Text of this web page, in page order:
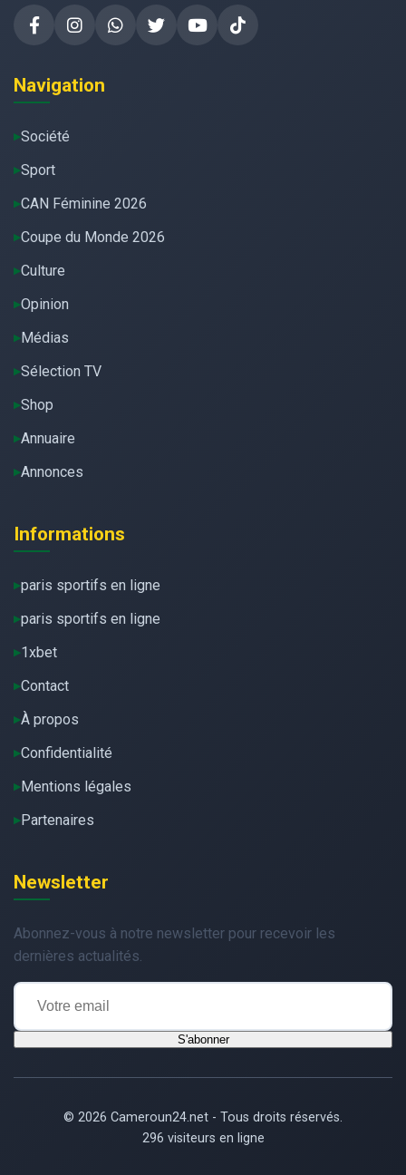
Navigation
Société
Sport
CAN Féminine 2026
Coupe du Monde 2026
Culture
Opinion
Médias
Sélection TV
Shop
Annuaire
Annonces
Informations
paris sportifs en ligne
paris sportifs en ligne
1xbet
Contact
À propos
Confidentialité
Mentions légales
Partenaires
Newsletter
Abonnez-vous à notre newsletter pour recevoir les
dernières actualités.
S'abonner
© 2026 Cameroun24.net - Tous droits réservés.
296 visiteurs en ligne